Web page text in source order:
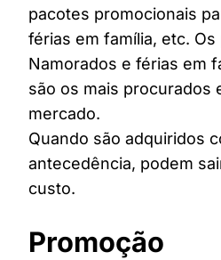
pacotes promocionais
férias em família, etc.
Namorados e férias em
são os mais procurados
mercado.
Quando são adquiridos
antecedência, podem
custo.
Promoção